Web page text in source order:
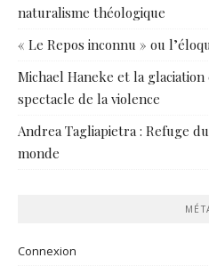
naturalisme théologique
« Le Repos inconnu » ou
Michael Haneke et la
spectacle de la violence
Andrea Tagliapietra : Refuge
monde
Connexion